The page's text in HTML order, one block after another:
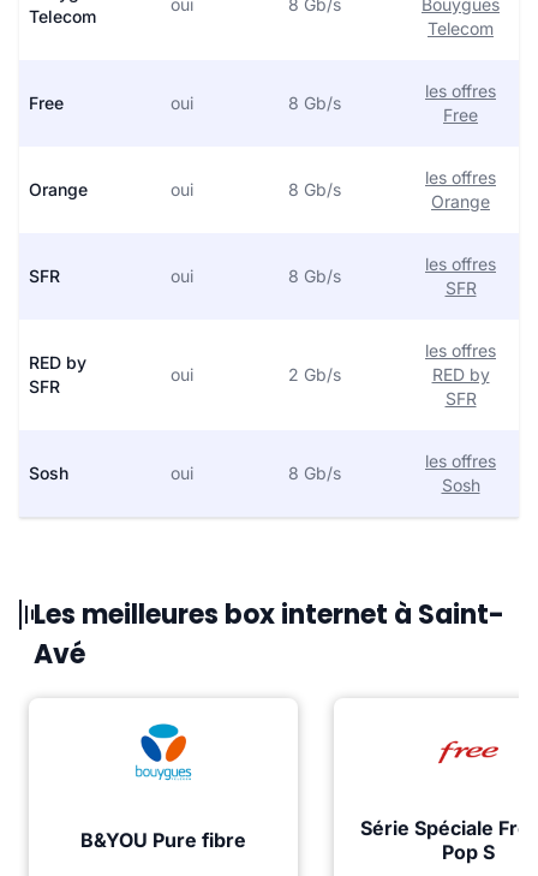
Telecom
oui 8 Gb/s
Bouygues
Telecom
Free oui 8 Gb/s
les offres
Free
Orange oui 8 Gb/s
les offres
Orange
SFR oui 8 Gb/s
les offres
SFR
RED by
SFR
oui 2 Gb/s
les offres
RED by
SFR
Sosh oui 8 Gb/s
les offres
Sosh
Les meilleures box internet à Saint-
Avé
B&YOU Pure fibre
Série Spéciale
Pop S